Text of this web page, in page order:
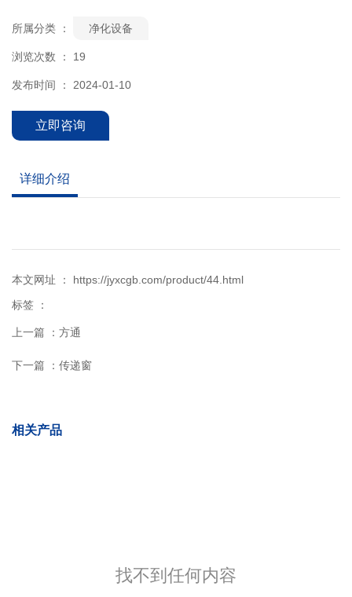
所属分类 ： 净化设备
浏览次数 ： 19
发布时间 ： 2024-01-10
立即咨询
详细介绍
本文网址 ： https://jyxcgb.com/product/44.html
标签 ：
上一篇 ： 方通
下一篇 ： 传递窗
相关产品
找不到任何内容